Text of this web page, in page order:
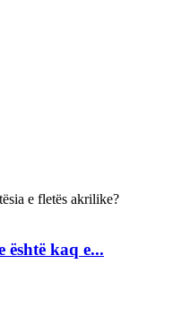
është kaq e...